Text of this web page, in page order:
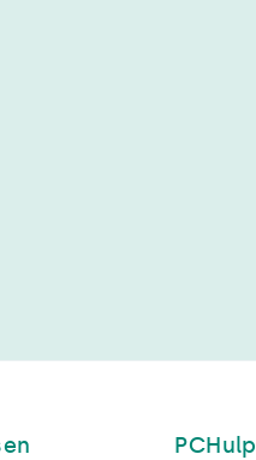
PCHulp